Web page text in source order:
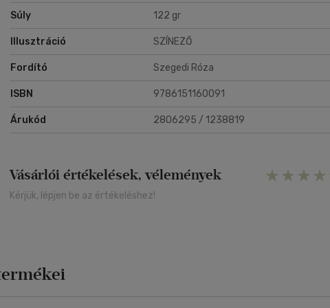
Súly 122 gr
Illusztráció SZÍNEZŐ
Fordító Szegedi Róza
ISBN 9786151160091
Árukód 2806295 / 1238819
Vásárlói értékelések, vélemények
Kérjük, lépjen be az értékeléshez!